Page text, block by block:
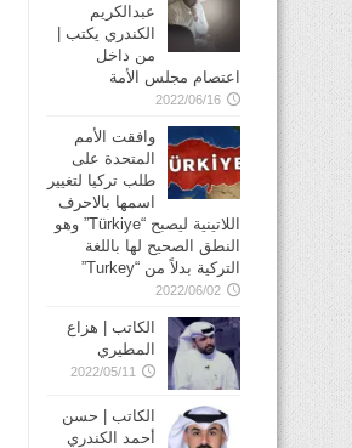
عبدالكريم
الكندري يكتب |
من داخل
اعتصام مجلس الأمة
2022/06/16
وافقت الأمم
المتحدة على
طلب تركيا لتغيير
اسمها بالاحرف
اللاتينية ليصبح “Türkiye” وهو
النطق الصحيح لها باللغة
التركية بدلاً من “Turkey”
2022/06/02
الكاتب | هزاع
المطيري
2022/05/11
الكاتب | حسن
أحمد الكندري